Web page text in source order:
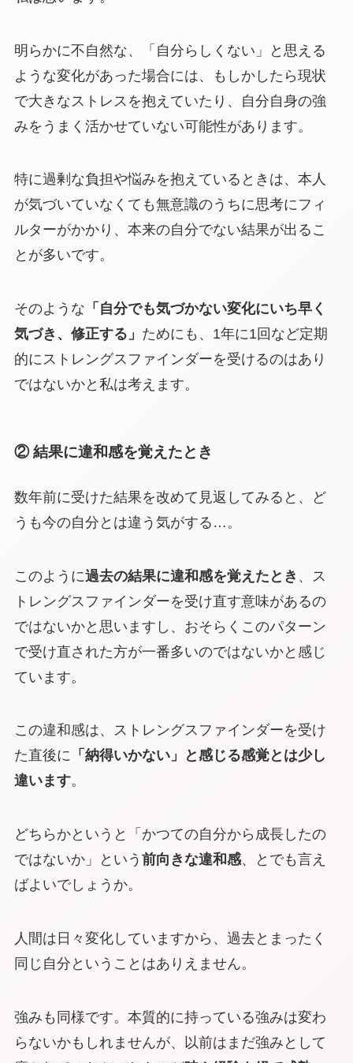
明らかに不自然な、「自分らしくない」と思える
ような変化があった場合には、もしかしたら現状
で大きなストレスを抱えていたり、自分自身の強
みをうまく活かせていない可能性があります。
特に過剰な負担や悩みを抱えているときは、本人
が気づいていなくても無意識のうちに思考にフィ
ルターがかかり、本来の自分でない結果が出るこ
とが多いです。
そのような 「自分でも気づかない変化にいち早く
気づき、修正する」 ためにも、1年に1回など定期
的にストレングスファインダーを受けるのはあり
ではないかと私は考えます。
② 結果に違和感を覚えたとき
数年前に受けた結果を改めて見返してみると、ど
うも今の自分とは違う気がする…。
このように過去の結果に違和感を覚えたとき 、ス
トレングスファインダーを受け直す意味があるの
ではないかと思いますし、おそらくこのパターン
で受け直された方が一番多いのではないかと感じ
ています。
この違和感は、ストレングスファインダーを受け
た直後に 「納得いかない」と感じる感覚とは少し
違います。
どちらかというと「かつての自分から成長したの
ではないか」という 前向きな違和感、とでも言え
ばよいでしょうか。
人間は日々変化していますから、過去とまったく
同じ自分ということはありえません。
強みも同様です。本質的に持っている強みは変わ
らないかもしれませんが、以前はまだ強みとして